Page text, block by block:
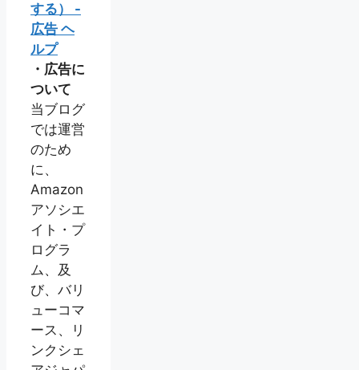
する） -
広告 ヘ
ルプ
・広告に
ついて
当ブログ
では運営
のため
に、
Amazon
アソシエ
イト・プ
ログラ
ム、及
び、バリ
ューコマ
ース、リ
ンクシェ